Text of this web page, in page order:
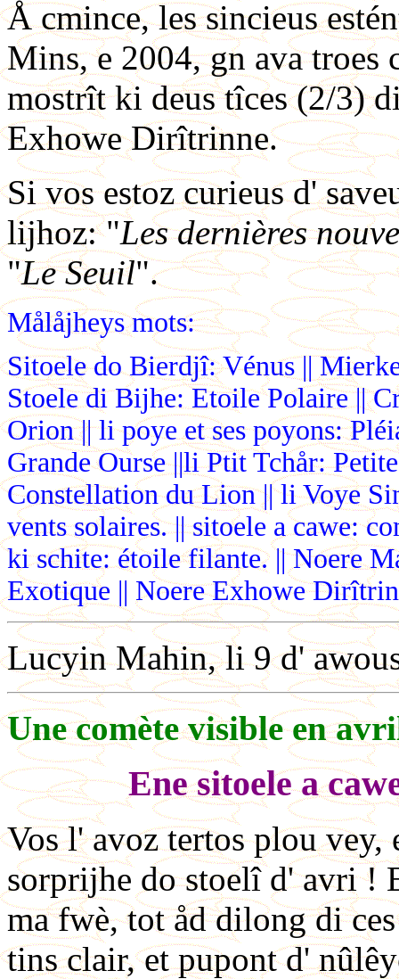
Å cmince, les sincieus
Mins, e 2004, gn ava troes
mostrît ki deus tîces (2/3)
Exhowe Dirîtrinne.
Si vos estoz curieus d'
lijhoz: "Les dernières
"Le Seuil".
Målåjheys mots:
Sitoele do Bierdjî: Vénus ||
Stoele di Bijhe: Etoile Polaire ||
Orion || li poye et ses poyons:
Grande Ourse ||li Ptit Tchår:
Constellation du Lion || li Voye
vents solaires. || sitoele a cawe:
ki schite: étoile filante. || Noere
Exotique || Noere Exhowe
Lucyin Mahin, li 9 d'
Une comète visible en
Ene sitoele a
Vos l' avoz tertos plou
sorprijhe do stoelî d' avri !
ma fwè, tot åd dilong di
tins clair, et pupont d'